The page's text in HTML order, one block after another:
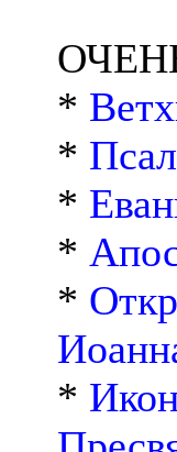
*
*
*
*
*
*